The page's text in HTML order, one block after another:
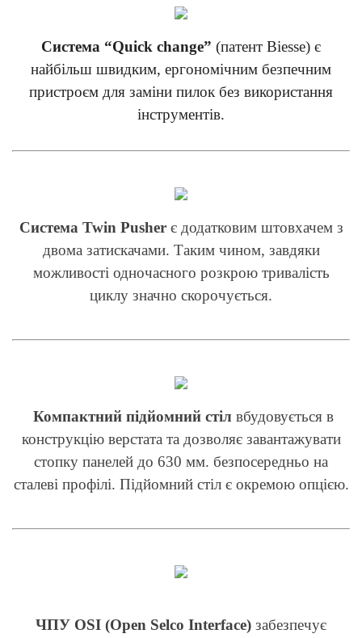
Система “Quick change” (патент Biesse) є
найбільш швидким, ергономічним безпечним
пристроєм для заміни пилок без використання
інструментів.
Система Twin Pusherє додатковим штовхачем з
двома затискачами. Таким чином, завдяки
можливості одночасного розкрою тривалість
циклу значно скорочується.
Компактний підйомний стіл вбудовується в
конструкцію верстата та дозволяє завантажувати
стопку панелей до 630 мм. безпосередньо на
сталеві профілі. Підйомний стіл є окремою опцією.
ЧПУ OSI (Open Selco Interface) забезпечує